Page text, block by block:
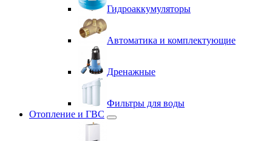
Гидроаккумуляторы
Автоматика и комплектующие
Дренажные
Фильтры для воды
Отопление и ГВС